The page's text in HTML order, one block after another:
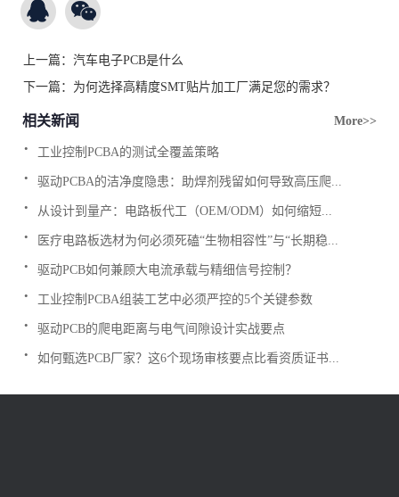
上一篇：汽车电子PCB是什么
下一篇： 为何选择高精度SMT贴片加工厂满足您的需求？
相关新闻 More>>
工业控制PCBA的测试全覆盖策略
.
驱动PCBA的洁净度隐患：助焊剂残留如何导致高压爬...
.
从设计到量产：电路板代工（OEM/ODM）如何缩短...
.
医疗电路板选材为何必须死磕“生物相容性”与“长期稳...
.
驱动PCB如何兼顾大电流承载与精细信号控制？
.
工业控制PCBA组装工艺中必须严控的5个关键参数
.
驱动PCB的爬电距离与电气间隙设计实战要点
.
如何甄选PCB厂家？这6个现场审核要点比看资质证书...
.